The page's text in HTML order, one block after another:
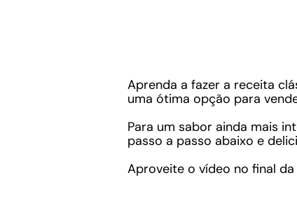
Aprenda a fazer a receita
uma ótima opção para
Para um sabor ainda mais
passo a passo abaixo e
Aproveite o vídeo no final